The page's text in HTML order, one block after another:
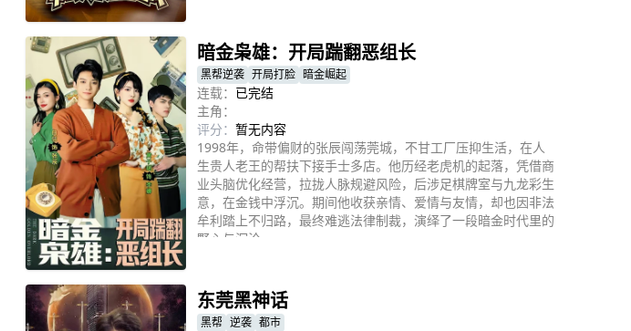
暗金枭雄：开局踹翻恶组长
黑帮逆袭 开局打脸 暗金崛起
连载： 已完结
主角：
评分： 暂无内容
1998年，命带偏财的张辰闯荡莞城，不甘工厂压抑生活，在人
生贵人老王的帮扶下接手士多店。他历经老虎机的起落，凭借商
业头脑优化经营，拉拢人脉规避风险，后涉足棋牌室与九龙彩生
意，在金钱中浮沉。期间他收获亲情、爱情与友情，却也因非法
牟利踏上不归路，最终难逃法律制裁，演绎了一段暗金时代里的
野心与沉沦。
东莞黑神话
黑帮 逆袭 都市